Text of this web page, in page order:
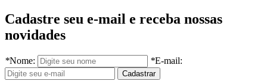
Cadastre seu e-mail e receba nossas
novidades
*Nome: *E-mail: